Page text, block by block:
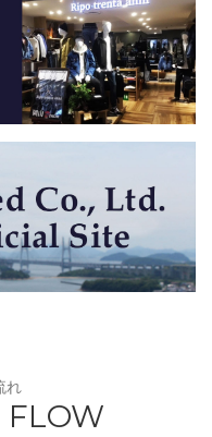
れ
FLOW